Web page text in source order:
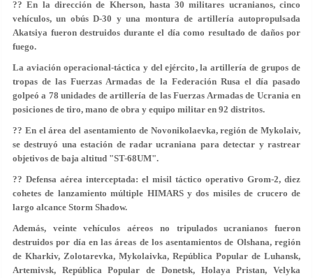
?? En la dirección de Kherson, hasta 30 militares ucranianos, cinco
vehículos, un obús D-30 y una montura de artillería autopropulsada
Akatsiya fueron destruidos durante el día como resultado de daños por
fuego.
La aviación operacional-táctica y del ejército, la artillería de grupos de
tropas de las Fuerzas Armadas de la Federación Rusa el día pasado
golpeó a 78 unidades de artillería de las Fuerzas Armadas de Ucrania en
posiciones de tiro, mano de obra y equipo militar en 92 distritos.
?? En el área del asentamiento de Novonikolaevka, región de Mykolaiv,
se destruyó una estación de radar ucraniana para detectar y rastrear
objetivos de baja altitud "ST-68UM".
?? Defensa aérea interceptada: el misil táctico operativo Grom-2, diez
cohetes de lanzamiento múltiple HIMARS y dos misiles de crucero de
largo alcance Storm Shadow.
Además, veinte vehículos aéreos no tripulados ucranianos fueron
destruidos por día en las áreas de los asentamientos de Olshana, región
de Kharkiv, Zolotarevka, Mykolaivka, República Popular de Luhansk,
Artemivsk, República Popular de Donetsk, Holaya Pristan, Velyka